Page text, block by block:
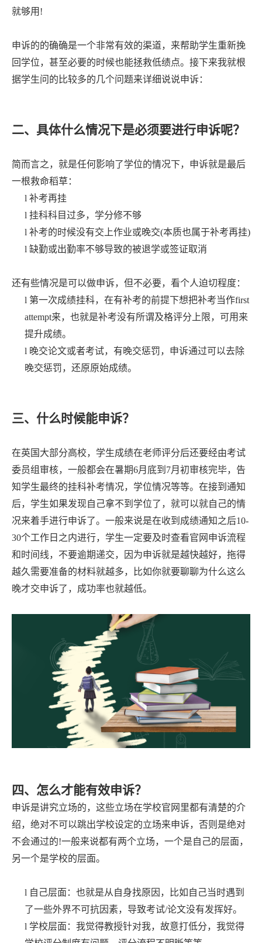
就够用!
申诉的的确确是一个非常有效的渠道，来帮助学生重新挽
回学位，甚至必要的时候也能拯救低绩点。接下来我就根
据学生问的比较多的几个问题来详细说说申诉：
二、具体什么情况下是必须要进行申诉呢？
简而言之，就是任何影响了学位的情况下，申诉就是最后
一根救命稻草：
l 补考再挂
l 挂科科目过多，学分修不够
l 补考的时候没有交上作业或晚交(本质也属于补考再挂)
l 缺勤或出勤率不够导致的被退学或签证取消
还有些情况是可以做申诉，但不必要，看个人迫切程度：
l 第一次成绩挂科，在有补考的前提下想把补考当作first
attempt来，也就是补考没有所谓及格评分上限，可用来
提升成绩。
l 晚交论文或者考试，有晚交惩罚，申诉通过可以去除
晚交惩罚，还原原始成绩。
三、什么时候能申诉？
在英国大部分高校，学生成绩在老师评分后还要经由考试
委员组审核，一般都会在暑期6月底到7月初审核完毕，告
知学生最终的挂科补考情况，学位情况等等。在接到通知
后，学生如果发现自己拿不到学位了，就可以就自己的情
况来着手进行申诉了。一般来说是在收到成绩通知之后10-
30个工作日之内进行，学生一定要及时查看官网申诉流程
和时间线，不要逾期递交，因为申诉就是越快越好，拖得
越久需要准备的材料就越多，比如你就要聊聊为什么这么
晚才交申诉了，成功率也就越低。
四、怎么才能有效申诉？
申诉是讲究立场的，这些立场在学校官网里都有清楚的介
绍，绝对不可以跳出学校设定的立场来申诉，否则是绝对
不会通过的!一般来说都有两个立场，一个是自己的层面，
另一个是学校的层面。
l 自己层面：也就是从自身找原因，比如自己当时遇到
了一些外界不可抗因素，导致考试/论文没有发挥好。
l 学校层面：我觉得教授针对我，故意打低分，我觉得